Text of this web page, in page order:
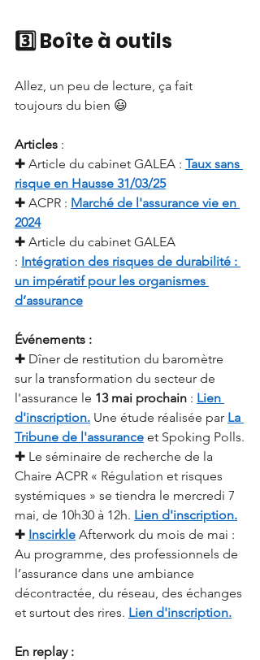
3️⃣ Boîte à outils
Allez, un peu de lecture, ça fait
toujours du bien 😃
Articles :
✚ Article du cabinet GALEA : Taux sans
risque en Hausse 31/03/25
✚ ACPR : Marché de l'assurance vie en
2024
✚ Article du cabinet GALEA
: Intégration des risques de durabilité :
un impératif pour les organismes
d’assurance
Événements :
✚ Dîner de restitution du baromètre
sur la transformation du secteur de
l'assurance le 13 mai prochain : Lien
d'inscription. Une étude réalisée par La
Tribune de l'assurance et Spoking Polls.
✚ Le séminaire de recherche de la
Chaire ACPR « Régulation et risques
systémiques » se tiendra le mercredi 7
mai, de 10h30 à 12h. Lien d'inscription.
✚ Inscirkle Afterwork du mois de mai :
Au programme, des professionnels de
l’assurance dans une ambiance
décontractée, du réseau, des échanges
et surtout des rires. Lien d'inscription.
En replay :